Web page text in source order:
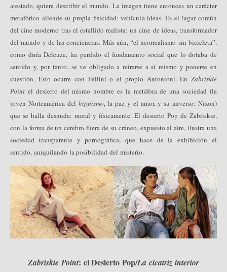
atestado, quiere describir el mundo. La imagen tiene entonces un carácter
metafórico allende su propia fisicidad: vehicula ideas. Es el lugar común
del cine moderno tras el estallido realista: un cine de ideas, transformador
del mundo y de las conciencias. Más aún, “el neorrealismo sin bicicleta”,
como diría Deleuze, ha perdido el fundamento social que lo dotaba de
sentido y, por tanto, se ve obligado a mirarse a sí mismo y ponerse en
cuestión. Esto ocurre con Fellini o el propio Antonioni. En Zabriskie
Point el desierto del mismo nombre es la metáfora de una sociedad (la
joven Norteamérica del hippismo, la paz y el amor, y su anverso: Nixon)
que se halla desnuda: moral y físicamente. El desierto Pop de Zabriskie,
con la forma de un cerebro fuera de su cráneo, expuesto al aire, ilustra una
sociedad transparente y pornográfica, que hace de la exhibición el
sentido, aniquilando la posibilidad del misterio.
Zabriskie Point: el Desierto Pop/La cicatriz interior